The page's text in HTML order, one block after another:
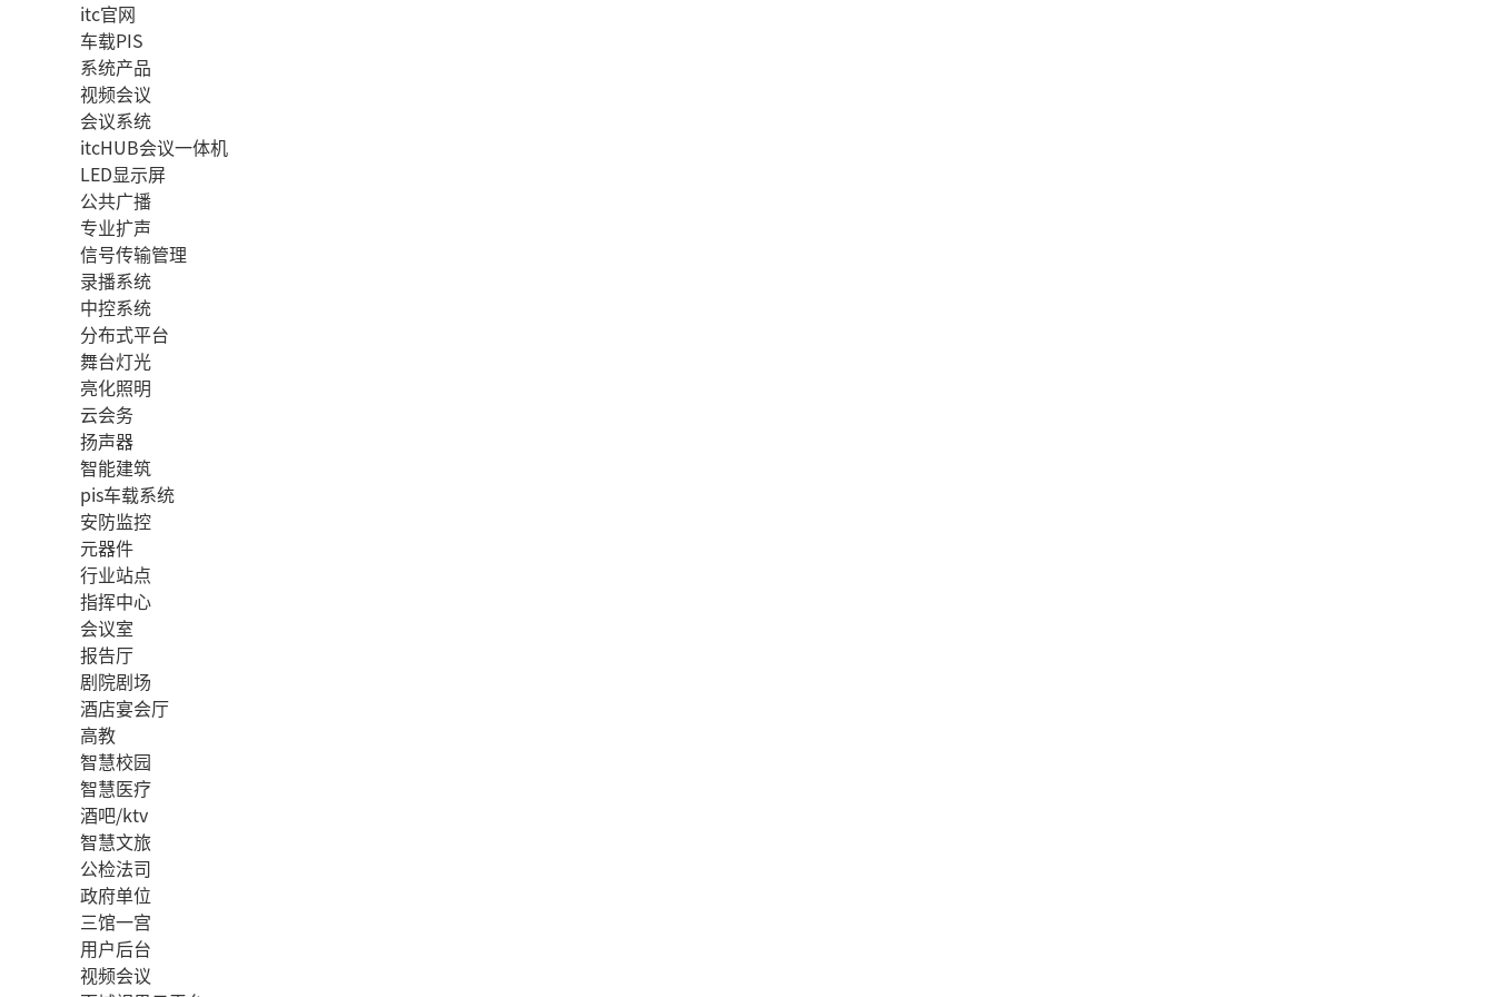
itc官网
车载PIS
系统产品
视频会议
会议系统
itcHUB会议一体机
LED显示屏
公共广播
专业扩声
信号传输管理
录播系统
中控系统
分布式平台
舞台灯光
亮化照明
云会务
扬声器
智能建筑
pis车载系统
安防监控
元器件
行业站点
指挥中心
会议室
报告厅
剧院剧场
酒店宴会厅
高教
智慧校园
智慧医疗
酒吧/ktv
智慧文旅
公检法司
政府单位
三馆一宫
用户后台
视频会议